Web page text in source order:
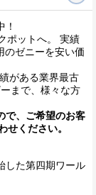
ポットへ。 実績
のゼニーを安い価
がある業界最古
まで、様々な方
で、ご希望のお客
せください。
した第四期ワール